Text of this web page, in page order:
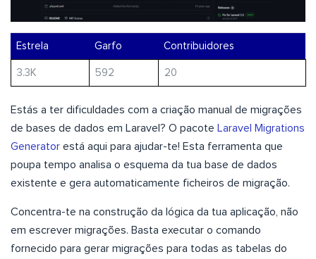
Estrela Garfo Contribuidores
3.3K 592 20
Estás a ter dificuldades com a criação manual de migrações
de bases de dados em Laravel? O pacote Laravel Migrations
Generator está aqui para ajudar-te! Esta ferramenta que
poupa tempo analisa o esquema da tua base de dados
existente e gera automaticamente ficheiros de migração.
Concentra-te na construção da lógica da tua aplicação, não
em escrever migrações. Basta executar o comando
fornecido para gerar migrações para todas as tabelas do